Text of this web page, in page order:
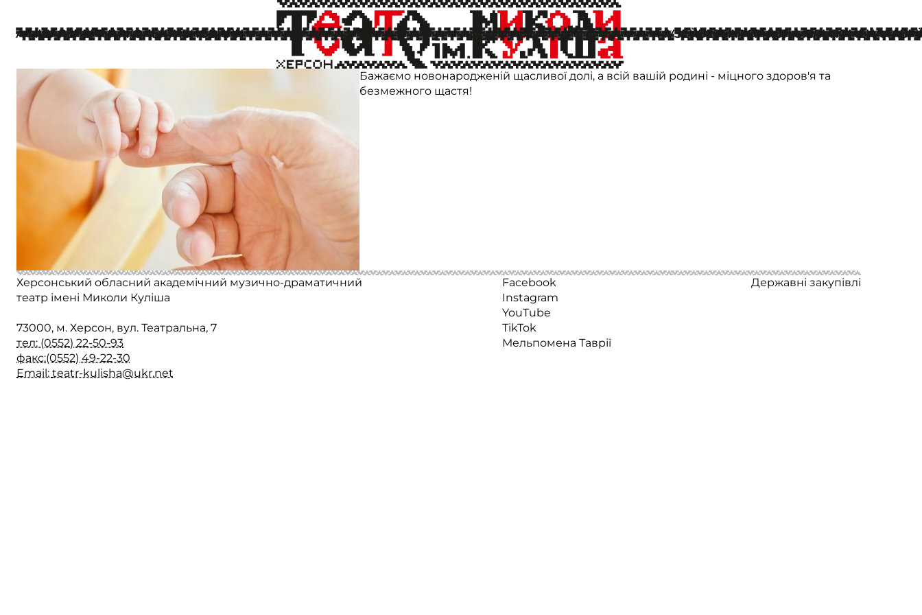
АФІШАРЕПЕРТУАРКОЛЕКТИВНОВИНИ МУЗЕЙБЕЗБАР'ЄРНІСТЬМЕЛЬПОМЕНА ТАВРІЇ
У театральній родині Михайловських поповнення!
25 червня
Вітаємо заслуженого артиста України Сергія Михайловського та головну
хормейстерку театру Валерію Мавріді-Михайловську з народженням донечки!!!
Бажаємо новонародженій щасливої долі, а всій вашій родині - міцного здоров'я та
безмежного щастя!
Херсонський обласний академічний музично-драматичний
театр імені Миколи Куліша
73000, м. Херсон, вул. Театральна, 7
тел: (0552) 22-50-93
факс:(0552) 49-22-30
Email: teatr-kulisha@ukr.net
Facebook
Instagram
YouTube
TikTok
Мельпомена Таврії
Державні закупівлі